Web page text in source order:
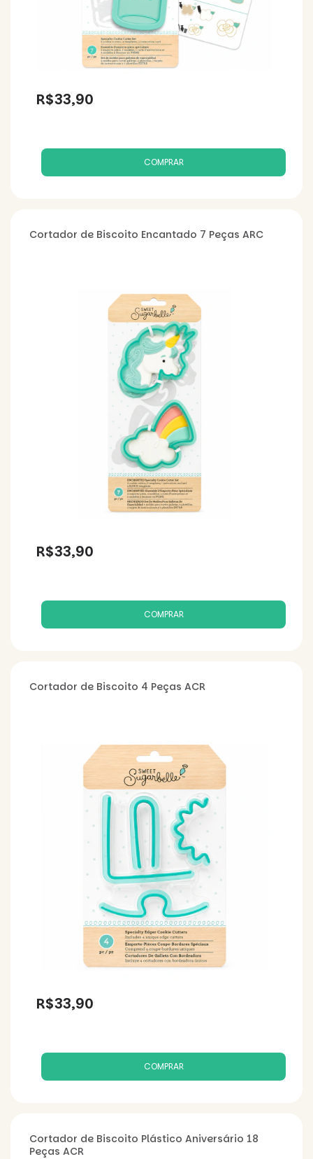
R$33,90
Cortador de Biscoito Encantado 7 Peças ARC
R$33,90
Cortador de Biscoito 4 Peças ACR
R$33,90
Cortador de Biscoito Plástico Aniversário 18
Peças ACR